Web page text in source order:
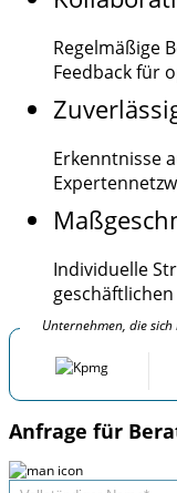
Regelmäßige
Feedback für
Erkenntnisse
Individuelle
Unternehmen, die
Anfrage für